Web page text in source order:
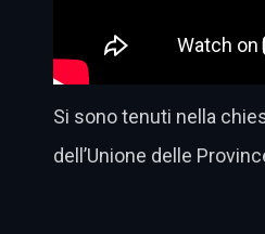
Si sono tenuti nella
dell’Unione delle